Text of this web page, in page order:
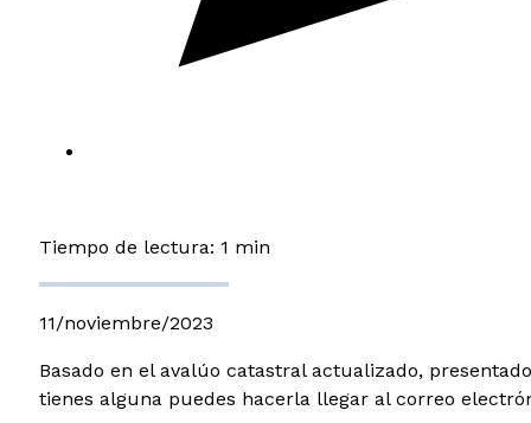
Tiempo de lectura: 1 min
11/noviembre/2023
Basado en el avalúo catastral actualizado,
tienes alguna puedes hacerla llegar al correo